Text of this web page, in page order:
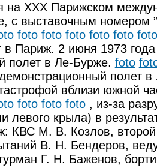
на XXX Парижском
с выставочным номером
foto foto foto foto foto foto
в Париж. 2 июня 1973
полет в Ле-Бурже. foto
полет
вблизи южной
foto foto foto, из-за
левого крыла) в
КВС М. В. Козлов,
В. Н. Бендеров,
Г. Н. Баженов,